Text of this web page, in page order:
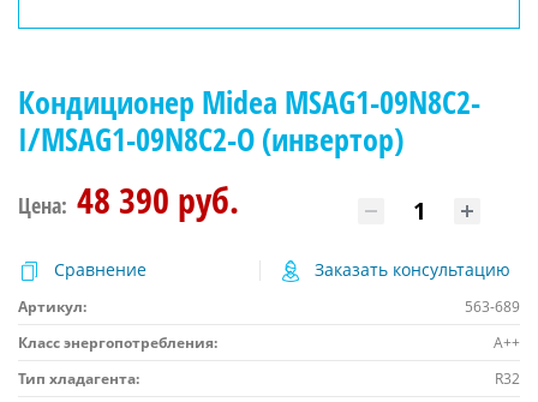
Кондиционер Midea MSAG1-09N8C2-
I/MSAG1-09N8C2-O (инвертор)
Цена: 48 390 руб.
Сравнение Заказать консультацию
Артикул:
563-689
Класс энергопотребления:
A++
Тип хладагента:
R32